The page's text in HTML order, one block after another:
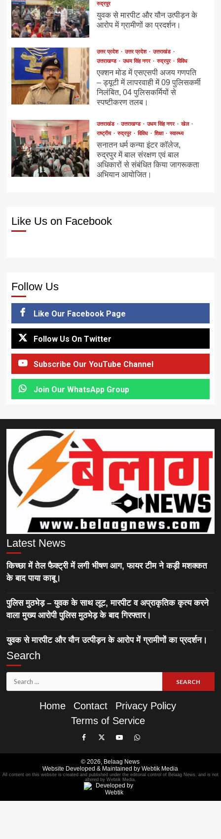
रुद्रपुर
युवक से मारपीट और यौन उत्पीड़न के
आरोप में ग्रामीणों का प्रदर्शन।
उत्तर प्रदेश उत्तर प्रदेश
उत्तराखंड
उत्तराखण्ड
उधम सिंह नगर रुद्रपुर विविध
एक्शन मोड में एसएसपी अजय गणपति
– ड्यूटी में लापरवाही में 09 पुलिसकर्मी
निलंबित, 04 पुलिसकर्मियों से
स्पष्टीकरण तलब।
उत्तराखंड उत्तराखण्ड उधम सिंह नगर
खेल
राष्ट्रीय
रुद्रपुर विविध शिक्षा स्वास्थ्य
सनातन धर्म कन्या इंटर कॉलेज,
रुद्रपुर में बाल संरक्षण एवं बाल
अधिकारों से संबंधित किया जागरूकता
अभियान आयोजित।
Like Us on Facebook
Follow Us
Like Our Facebook Page
Follow Us On Twitter
Subscribe Our YouTube Channel
Join Our WhatsApp Group
Latest News
किच्छा में तेल फैक्ट्री में लगी भीषण आग, फायर टीम ने कड़ी मशक्कत
के बाद पाया काबू।
पुलिस मुठभेड़ – युवक के साथ लूट, मारपीट व अप्राकृतिक कृत्य करने
वाला मुख्य आरोपी पुलिस मुठभेड़ के बाद गिरफ्तार।
युवक से मारपीट और यौन उत्पीड़न के आरोप में ग्रामीणों का प्रदर्शन।
Search
Search
for:
Home
Contact
Privacy Policy
Terms of Service
Like
Facebook
Page
Follow
On
Twitter
Subscribe
YouTube
Channel
Join
WhatsApp
Group
© 2026, Belaag News
Website Developed & Maintained by Webtik Media
All content on this website is created and published under the editorial control of Belaag News, and is not
altered by Webtik Media.